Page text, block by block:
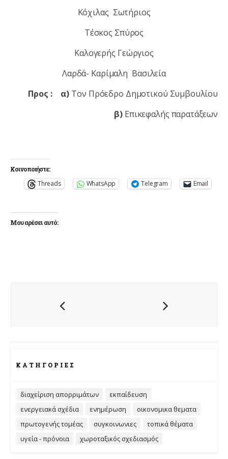
Κόχιλας Σωτήριος
Τέσκος Σπύρος
Καλογερής Γεώργιος
Λαρδά- Καρίμαλη Βασιλεία
Προς : α) Τον Πρόεδρο Δημοτικού Συμβουλίου
β)Επικεφαλής παρατάξεων
Κοινοποιήστε:
Threads WhatsApp Telegram Email
Μου αρέσει αυτό:
ΚΑΤΗΓΟΡΊΕΣ
διαχείριση απορριμάτων
εκπαίδευση
ενεργειακά σχέδια
ενημέρωση
οικονομικα θεματα
πρωτογενής τομέας
συγκοινωνιες
τοπικά θέματα
υγεία - πρόνοια
χωροταξικός σχεδιασμός